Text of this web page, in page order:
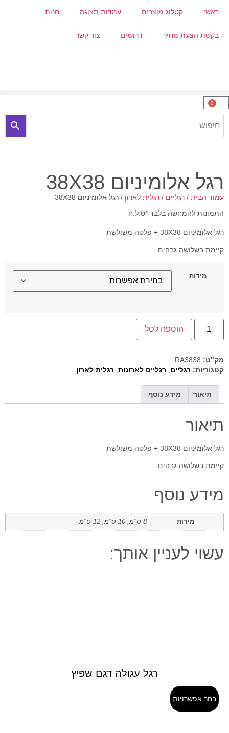
ראשי קטלוג מוצרים עמדות תצוגה חנות
בקשת הצעת מחיר דרושים צור קשר
0
רגל אלומיניום 38X38
עמוד הבית/ רגליים/ רגלית לארון/ רגל אלומיניום 38X38
התמונות להמחשה בלבד *ט.ל.ח
רגל אלומיניום 38X38 + פלטה משולשת
קיימת בשלושה גבהים
מידות
הוספה לסל
מק"ט:RA3838
קטגוריות: רגליים,רגליים לארונות,רגלית לארון
תיאור מידע נוסף
תיאור
רגל אלומיניום 38X38 + פלטה משולשת
קיימת בשלושה גבהים
מידע נוסף
מידות
עשוי לעניין אותך:
רגל עגולה דגם שפיץ
בחר אפשרויות